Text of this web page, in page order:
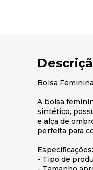
Bolsa
A bolsa
sintético,
e alça de
perfeita para
Especificações:
- Tipo de